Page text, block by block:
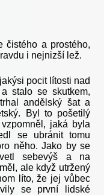
čistého a prostého,
i nejnizší lež.
pocit lítosti nad
stalo se skutkem,
andělský šat a
Byl to pošetilý
jaká byla
se ubránit tomu
něho. Jako by se
sebevýš a na
ale když utržený
líto, že jej vůbec
se první lidské